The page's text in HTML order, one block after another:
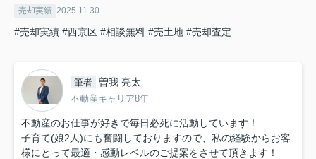
売却実績 2025.11.30
#売却実績 #西京区 #相談無料 #売土地 #売却査定
筆者 曽我 亮太
不動産キャリア8年
不動産のお仕事が好きで毎日必死に活動しています！
子育て(娘2人)にも奮闘しておりますので、私の経験からお客
様にとって最適・感動レベルのご提案をさせて頂きます！